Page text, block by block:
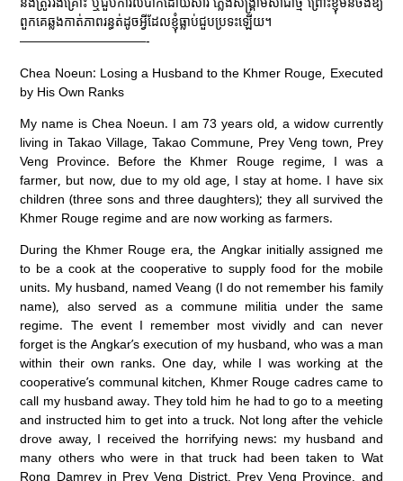
ពួកគេឆ្លងកាត់ភាពរន្ធត់ដូចអ្វីដែលខ្ញុំធ្លាប់ជួបប្រទះឡើយ។
——————————-
Chea Noeun: Losing a Husband to the Khmer Rouge, Executed
by His Own Ranks
My name is Chea Noeun. I am 73 years old, a widow currently
living in Takao Village, Takao Commune, Prey Veng town, Prey
Veng Province. Before the Khmer Rouge regime, I was a
farmer, but now, due to my old age, I stay at home. I have six
children (three sons and three daughters); they all survived the
Khmer Rouge regime and are now working as farmers.
During the Khmer Rouge era, the Angkar initially assigned me
to be a cook at the cooperative to supply food for the mobile
units. My husband, named Veang (I do not remember his family
name), also served as a commune militia under the same
regime. The event I remember most vividly and can never
forget is the Angkar’s execution of my husband, who was a man
within their own ranks. One day, while I was working at the
cooperative’s communal kitchen, Khmer Rouge cadres came to
call my husband away. They told him he had to go to a meeting
and instructed him to get into a truck. Not long after the vehicle
drove away, I received the horrifying news: my husband and
many others who were in that truck had been taken to Wat
Rong Damrey in Prey Veng District, Prey Veng Province, and